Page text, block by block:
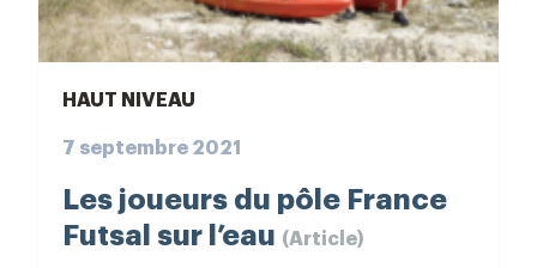
HAUT NIVEAU
7 septembre 2021
Les joueurs du pôle France
Futsal sur l’eau (Article)